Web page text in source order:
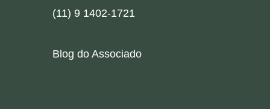
(11) 9 1402-1721
Blog do Associado